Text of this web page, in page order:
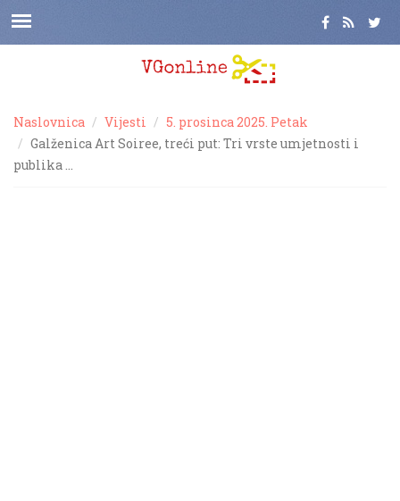
Naslovnica Vijesti
5. prosinca 2025. Petak
Galženica Art Soiree, treći put: Tri vrste umjetnosti i
publika …